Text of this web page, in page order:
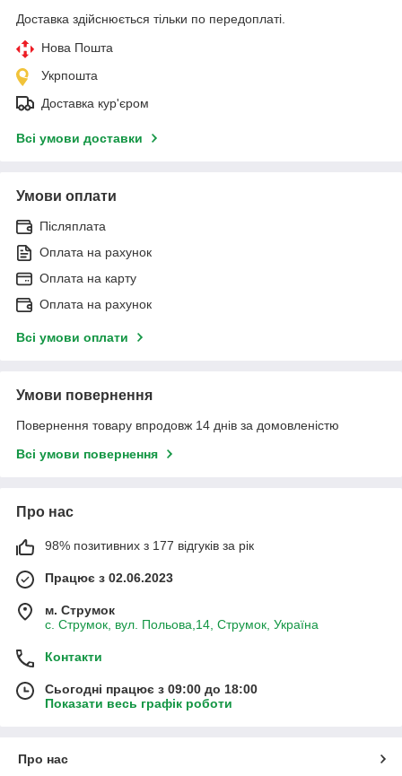
Доставка здійснюється тільки по передоплаті.
Нова Пошта
Укрпошта
Доставка кур'єром
Всі умови доставки
Умови оплати
Післяплата
Оплата на рахунок
Оплата на карту
Оплата на рахунок
Всі умови оплати
Умови повернення
Повернення товару впродовж 14 днів за домовленістю
Всі умови повернення
Про нас
98% позитивних з 177 відгуків за рік
Працює з 02.06.2023
м. Струмок
с. Струмок, вул. Польова,14, Струмок, Україна
Контакти
Сьогодні працює з 09:00 до 18:00
Показати весь графік роботи
Про нас